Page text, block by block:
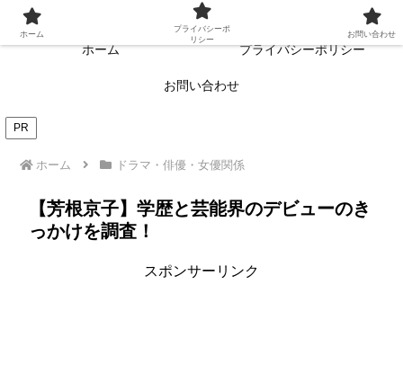
常に読者目線・読者ファーストを目指す!!
ホーム プライバシーポリシー
お問い合わせ
PR
ホーム ドラマ・俳優・女優関係
【芳根京子】学歴と芸能界のデビューのき
っかけを調査！
スポンサーリンク
ホーム
プライバシーポ
リシー
お問い合わせ